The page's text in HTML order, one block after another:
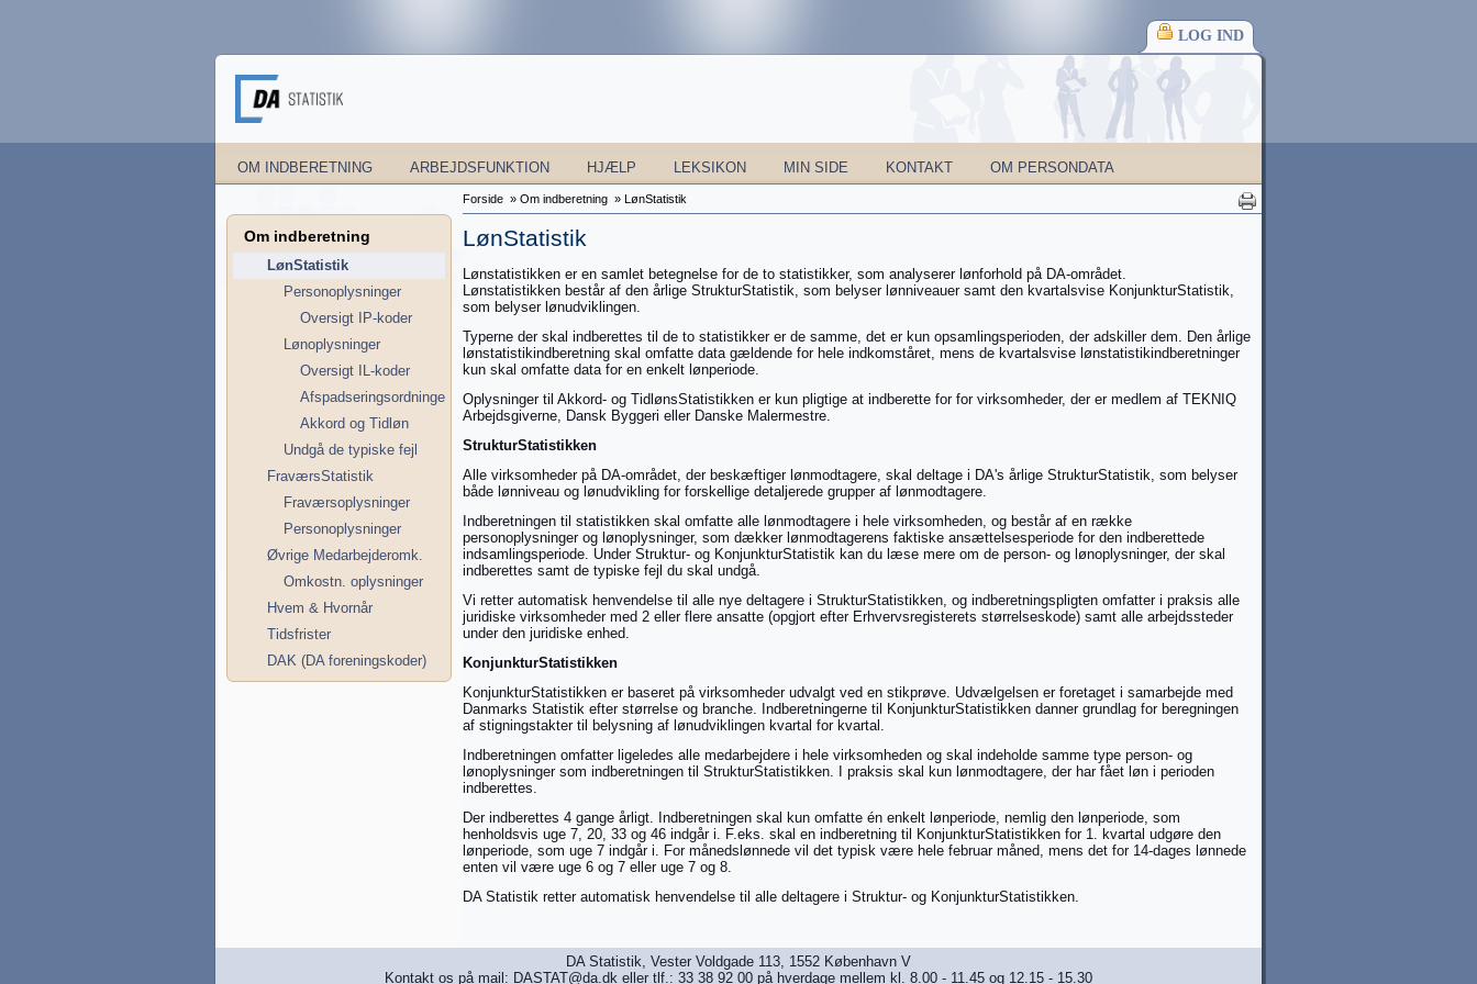
LOG IND
OM INDBERETNING ARBEJDSFUNKTION HJÆLP LEKSIKON MIN SIDE KONTAKT OM PERSONDATA
Om indberetning
LønStatistik
Personoplysninger
Oversigt IP-koder
Lønoplysninger
Oversigt IL-koder
Afspadseringsordninger
Akkord og Tidløn
Undgå de typiske fejl
FraværsStatistik
Fraværsoplysninger
Personoplysninger
Øvrige Medarbejderomk.
Omkostn. oplysninger
Hvem & Hvornår
Tidsfrister
DAK (DA foreningskoder)
Forside » Om indberetning » LønStatistik
LønStatistik
Lønstatistikken er en samlet betegnelse for de to statistikker, som analyserer lønforhold på DA-området.
Lønstatistikken består af den årlige StrukturStatistik, som belyser lønniveauer samt den kvartalsvise KonjunkturStatistik,
som belyser lønudviklingen.
Typerne der skal indberettes til de to statistikker er de samme, det er kun opsamlingsperioden, der adskiller dem. Den årlige
lønstatistikindberetning skal omfatte data gældende for hele indkomståret, mens de kvartalsvise lønstatistikindberetninger
kun skal omfatte data for en enkelt lønperiode.
Oplysninger til Akkord- og TidlønsStatistikken er kun pligtige at indberette for for virksomheder, der er medlem af TEKNIQ
Arbejdsgiverne, Dansk Byggeri eller Danske Malermestre.
StrukturStatistikken
Alle virksomheder på DA-området, der beskæftiger lønmodtagere, skal deltage i DA's årlige StrukturStatistik, som belyser
både lønniveau og lønudvikling for forskellige detaljerede grupper af lønmodtagere.
Indberetningen til statistikken skal omfatte alle lønmodtagere i hele virksomheden, og består af en række
personoplysninger og lønoplysninger, som dækker lønmodtagerens faktiske ansættelsesperiode for den indberettede
indsamlingsperiode. Under Struktur- og KonjunkturStatistik kan du læse mere om de person- og lønoplysninger, der skal
indberettes samt de typiske fejl du skal undgå.
Vi retter automatisk henvendelse til alle nye deltagere i StrukturStatistikken, og indberetningspligten omfatter i praksis alle
juridiske virksomheder med 2 eller flere ansatte (opgjort efter Erhvervsregisterets størrelseskode) samt alle arbejdssteder
under den juridiske enhed.
KonjunkturStatistikken
KonjunkturStatistikken er baseret på virksomheder udvalgt ved en stikprøve. Udvælgelsen er foretaget i samarbejde med
Danmarks Statistik efter størrelse og branche. Indberetningerne til KonjunkturStatistikken danner grundlag for beregningen
af stigningstakter til belysning af lønudviklingen kvartal for kvartal.
Indberetningen omfatter ligeledes alle medarbejdere i hele virksomheden og skal indeholde samme type person- og
lønoplysninger som indberetningen til StrukturStatistikken. I praksis skal kun lønmodtagere, der har fået løn i perioden
indberettes.
Der indberettes 4 gange årligt. Indberetningen skal kun omfatte én enkelt lønperiode, nemlig den lønperiode, som
henholdsvis uge 7, 20, 33 og 46 indgår i. F.eks. skal en indberetning til KonjunkturStatistikken for 1. kvartal udgøre den
lønperiode, som uge 7 indgår i. For månedslønnede vil det typisk være hele februar måned, mens det for 14-dages lønnede
enten vil være uge 6 og 7 eller uge 7 og 8.
DA Statistik retter automatisk henvendelse til alle deltagere i Struktur- og KonjunkturStatistikken.
DA Statistik, Vester Voldgade 113, 1552 København V
Kontakt os på mail: DASTAT@da.dk eller tlf.: 33 38 92 00 på hverdage mellem kl. 8.00 - 11.45 og 12.15 - 15.30